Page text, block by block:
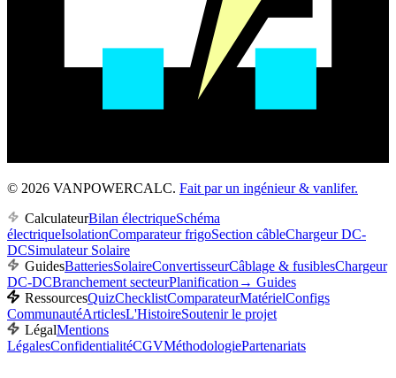
© 2026 VANPOWERCALC. Fait par un ingénieur & vanlifer.
CalculateurBilan électriqueSchéma
électriqueIsolationComparateur frigoSection câbleChargeur DC-
DCSimulateur Solaire
GuidesBatteriesSolaireConvertisseurCâblage & fusiblesChargeur
DC-DCBranchement secteurPlanification → Guides
RessourcesQuizChecklistComparateurMatérielConfigs
CommunautéArticlesL'HistoireSoutenir le projet
LégalMentions
LégalesConfidentialitéCGVMéthodologiePartenariats